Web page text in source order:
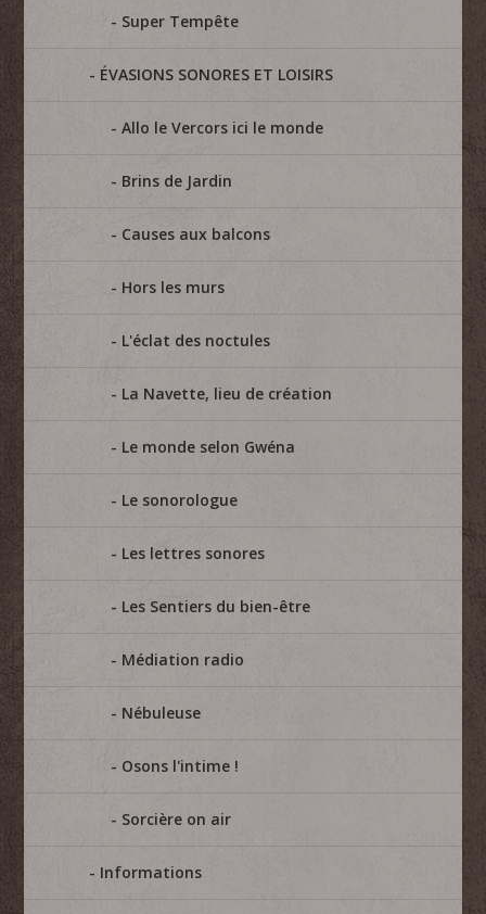
Super Tempête
ÉVASIONS SONORES ET LOISIRS
Allo le Vercors ici le monde
Brins de Jardin
Causes aux balcons
Hors les murs
L'éclat des noctules
La Navette, lieu de création
Le monde selon Gwéna
Le sonorologue
Les lettres sonores
Les Sentiers du bien-être
Médiation radio
Nébuleuse
Osons l'intime !
Sorcière on air
Informations